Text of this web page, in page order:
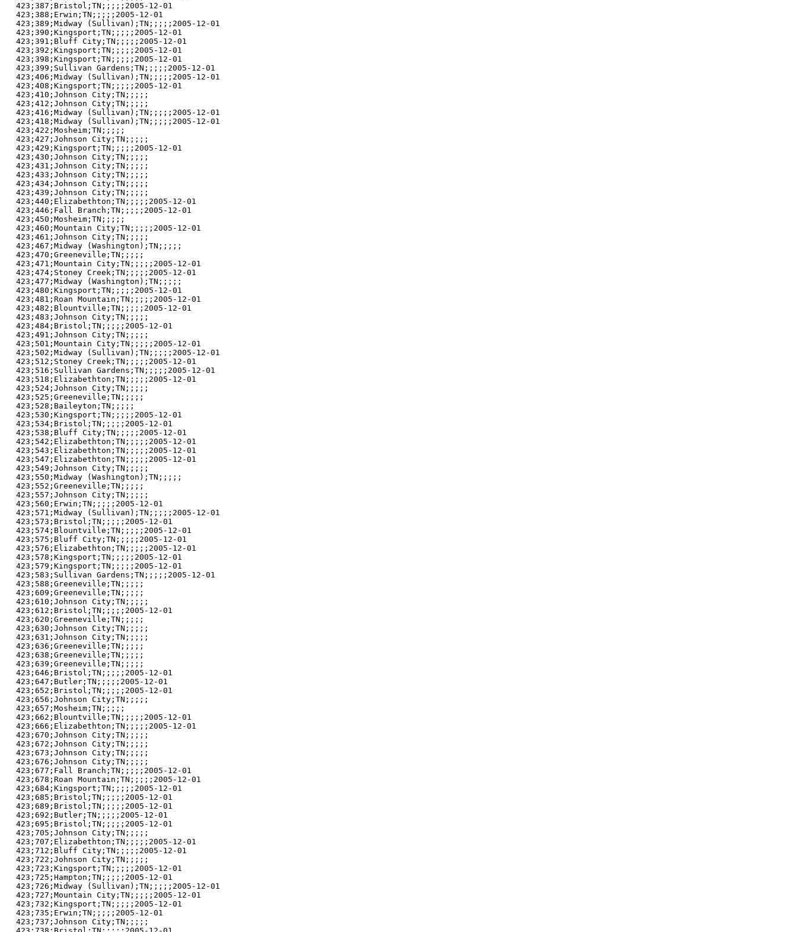
423;387;Bristol;TN;;;;;2005-12-01
423;388;Erwin;TN;;;;;2005-12-01
423;389;Midway (Sullivan);TN;;;;;2005-12-01
423;390;Kingsport;TN;;;;;2005-12-01
423;391;Bluff City;TN;;;;;2005-12-01
423;392;Kingsport;TN;;;;;2005-12-01
423;398;Kingsport;TN;;;;;2005-12-01
423;399;Sullivan Gardens;TN;;;;;2005-12-01
423;406;Midway (Sullivan);TN;;;;;2005-12-01
423;408;Kingsport;TN;;;;;2005-12-01
423;410;Johnson City;TN;;;;;
423;412;Johnson City;TN;;;;;
423;416;Midway (Sullivan);TN;;;;;2005-12-01
423;418;Midway (Sullivan);TN;;;;;2005-12-01
423;422;Mosheim;TN;;;;;
423;427;Johnson City;TN;;;;;
423;429;Kingsport;TN;;;;;2005-12-01
423;430;Johnson City;TN;;;;;
423;431;Johnson City;TN;;;;;
423;433;Johnson City;TN;;;;;
423;434;Johnson City;TN;;;;;
423;439;Johnson City;TN;;;;;
423;440;Elizabethton;TN;;;;;2005-12-01
423;446;Fall Branch;TN;;;;;2005-12-01
423;450;Mosheim;TN;;;;;
423;460;Mountain City;TN;;;;;2005-12-01
423;461;Johnson City;TN;;;;;
423;467;Midway (Washington);TN;;;;;
423;470;Greeneville;TN;;;;;
423;471;Mountain City;TN;;;;;2005-12-01
423;474;Stoney Creek;TN;;;;;2005-12-01
423;477;Midway (Washington);TN;;;;;
423;480;Kingsport;TN;;;;;2005-12-01
423;481;Roan Mountain;TN;;;;;2005-12-01
423;482;Blountville;TN;;;;;2005-12-01
423;483;Johnson City;TN;;;;;
423;484;Bristol;TN;;;;;2005-12-01
423;491;Johnson City;TN;;;;;
423;501;Mountain City;TN;;;;;2005-12-01
423;502;Midway (Sullivan);TN;;;;;2005-12-01
423;512;Stoney Creek;TN;;;;;2005-12-01
423;516;Sullivan Gardens;TN;;;;;2005-12-01
423;518;Elizabethton;TN;;;;;2005-12-01
423;524;Johnson City;TN;;;;;
423;525;Greeneville;TN;;;;;
423;528;Baileyton;TN;;;;;
423;530;Kingsport;TN;;;;;2005-12-01
423;534;Bristol;TN;;;;;2005-12-01
423;538;Bluff City;TN;;;;;2005-12-01
423;542;Elizabethton;TN;;;;;2005-12-01
423;543;Elizabethton;TN;;;;;2005-12-01
423;547;Elizabethton;TN;;;;;2005-12-01
423;549;Johnson City;TN;;;;;
423;550;Midway (Washington);TN;;;;;
423;552;Greeneville;TN;;;;;
423;557;Johnson City;TN;;;;;
423;560;Erwin;TN;;;;;2005-12-01
423;571;Midway (Sullivan);TN;;;;;2005-12-01
423;573;Bristol;TN;;;;;2005-12-01
423;574;Blountville;TN;;;;;2005-12-01
423;575;Bluff City;TN;;;;;2005-12-01
423;576;Elizabethton;TN;;;;;2005-12-01
423;578;Kingsport;TN;;;;;2005-12-01
423;579;Kingsport;TN;;;;;2005-12-01
423;583;Sullivan Gardens;TN;;;;;2005-12-01
423;588;Greeneville;TN;;;;;
423;609;Greeneville;TN;;;;;
423;610;Johnson City;TN;;;;;
423;612;Bristol;TN;;;;;2005-12-01
423;620;Greeneville;TN;;;;;
423;630;Johnson City;TN;;;;;
423;631;Johnson City;TN;;;;;
423;636;Greeneville;TN;;;;;
423;638;Greeneville;TN;;;;;
423;639;Greeneville;TN;;;;;
423;646;Bristol;TN;;;;;2005-12-01
423;647;Butler;TN;;;;;2005-12-01
423;652;Bristol;TN;;;;;2005-12-01
423;656;Johnson City;TN;;;;;
423;657;Mosheim;TN;;;;;
423;662;Blountville;TN;;;;;2005-12-01
423;666;Elizabethton;TN;;;;;2005-12-01
423;670;Johnson City;TN;;;;;
423;672;Johnson City;TN;;;;;
423;673;Johnson City;TN;;;;;
423;676;Johnson City;TN;;;;;
423;677;Fall Branch;TN;;;;;2005-12-01
423;678;Roan Mountain;TN;;;;;2005-12-01
423;684;Kingsport;TN;;;;;2005-12-01
423;685;Bristol;TN;;;;;2005-12-01
423;689;Bristol;TN;;;;;2005-12-01
423;692;Butler;TN;;;;;2005-12-01
423;695;Bristol;TN;;;;;2005-12-01
423;705;Johnson City;TN;;;;;
423;707;Elizabethton;TN;;;;;2005-12-01
423;712;Bluff City;TN;;;;;2005-12-01
423;722;Johnson City;TN;;;;;
423;723;Kingsport;TN;;;;;2005-12-01
423;725;Hampton;TN;;;;;2005-12-01
423;726;Midway (Sullivan);TN;;;;;2005-12-01
423;727;Mountain City;TN;;;;;2005-12-01
423;732;Kingsport;TN;;;;;2005-12-01
423;735;Erwin;TN;;;;;2005-12-01
423;737;Johnson City;TN;;;;;